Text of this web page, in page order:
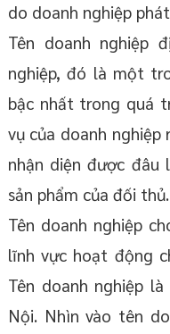
do doanh nghiệp
Tên doanh nghiệp
nghiệp, đó là một
bậc nhất trong quá
vụ của doanh
nhận diện được đâu
sản phẩm của đối thủ.
Tên doanh nghiệp
lĩnh vực hoạt động
Tên doanh nghiệp
Nội. Nhìn vào tên